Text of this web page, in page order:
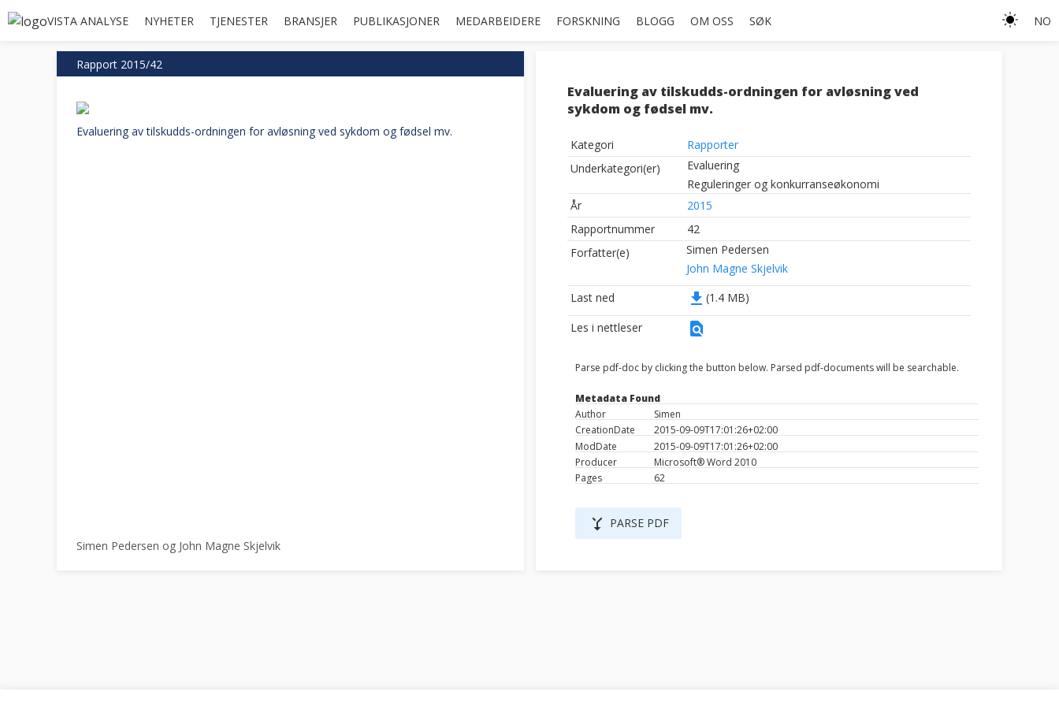
VISTA ANALYSE NYHETER TJENESTER BRANSJER PUBLIKASJONER MEDARBEIDERE FORSKNING BLOGG OM OSS SØK NO
Rapport 2015/42
Evaluering av tilskudds-ordningen for avløsning ved sykdom og fødsel mv.
Simen Pedersen og John Magne Skjelvik
Evaluering av tilskudds-ordningen for avløsning ved
sykdom og fødsel mv.
Kategori
Rapporter
Underkategori(er)
Evaluering
Reguleringer og konkurranseøkonomi
År
2015
Rapportnummer
42
Forfatter(e)
Simen Pedersen
John Magne Skjelvik
Last ned
file_download (1.4 MB)
Les i nettleser
find_in_page
Parse pdf-doc by clicking the button below. Parsed pdf-documents will be searchable.
Metadata Found
Author
Simen
CreationDate
2015-09-09T17:01:26+02:00
ModDate
2015-09-09T17:01:26+02:00
Producer
Microsoft® Word 2010
Pages
62
merge_type PARSE PDF